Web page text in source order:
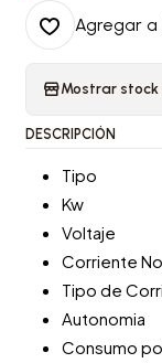
Agregar a
Mostrar
DESCRIPCIÓN
Tipo
Kw
Voltaje
Corriente
Tipo de
Autonomia
Consumo